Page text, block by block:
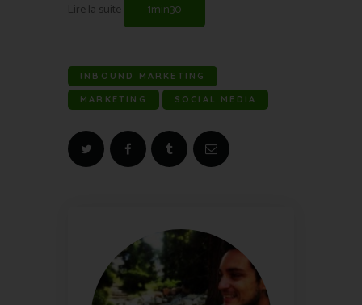
Lire la suite
1min30
INBOUND MARKETING
MARKETING SOCIAL MEDIA